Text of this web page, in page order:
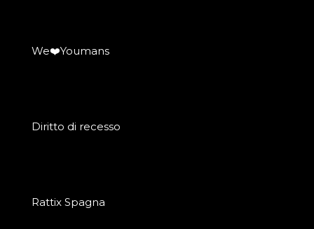
We❤️Youmans
Diritto di recesso
Rattix Spagna